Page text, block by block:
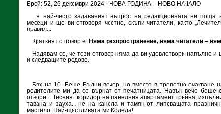
Брой: 52, 26 декември 2024 - НОВА ГОДИНА – НОВО НАЧАЛО
...е най-често задаваният въпрос на редакционната ни поща
месеци и ще ви отговоря честно, скъпи читатели, както
правил...
Краткият отговор е: Няма разпространение, няма читатели –
Надявам се, че този отговор няма да ви удовлетвори напълно и
и следващите редове.
Бях на 10. Беше Бъдни вечер, но вместо в трепетно очак­ване
родителите ми да се върнат от печатницата. Навън вече беше
отвори... Тесният коридор на панелния апартамент грейна,
тавана и зауха... не на канела и тамян от липсващата
мастило. Най-щастливата ми Коледа!